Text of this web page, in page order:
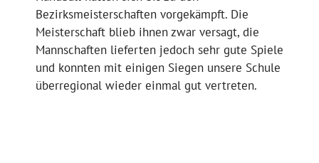
Bezirksmeisterschaften vorgekämpft. Die
Meisterschaft blieb ihnen zwar versagt, die
Mannschaften lieferten jedoch sehr gute Spiele
und konnten mit einigen Siegen unsere Schule
überregional wieder einmal gut vertreten.